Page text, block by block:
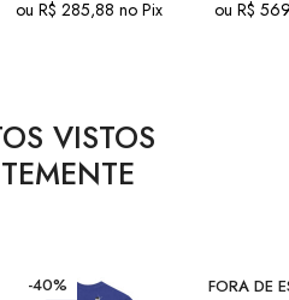
ou R$ 285,88 no Pix
ou R$
VISTOS
-40% FORA DE